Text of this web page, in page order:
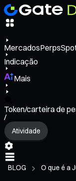
MercadosPerps
Indicação
Mais
Token/carteira de
/
Atividade
BLOG O que é a